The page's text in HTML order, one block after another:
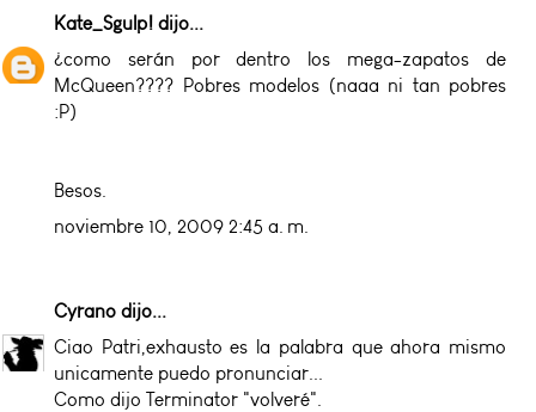
Kate_Sgulp! dijo...
¿como serán por dentro los mega-zapatos de
McQueen???? Pobres modelos (naaa ni tan pobres
:P)
Besos.
noviembre 10, 2009 2:45 a. m.
Cyrano dijo...
Ciao Patri,exhausto es la palabra que ahora mismo
unicamente puedo pronunciar...
Como dijo Terminator "volveré".